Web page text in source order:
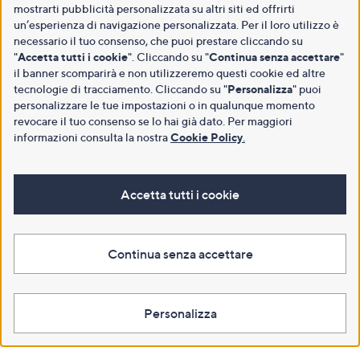
mostrarti pubblicità personalizzata su altri siti ed offrirti
un’esperienza di navigazione personalizzata. Per il loro utilizzo è
necessario il tuo consenso, che puoi prestare cliccando su
"Accetta tutti i cookie". Cliccando su "Continua senza accettare"
il banner scomparirà e non utilizzeremo questi cookie ed altre
tecnologie di tracciamento. Cliccando su "Personalizza" puoi
personalizzare le tue impostazioni o in qualunque momento
revocare il tuo consenso se lo hai già dato. Per maggiori
informazioni consulta la nostraCookie Policy
Accetta tutti i cookie
Continua senza accettare
Personalizza